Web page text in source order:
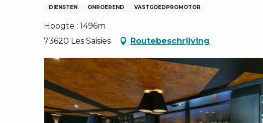
GROEPEN, ONDERNEMINGSRADEN
DIENSTEN ONROEREND VASTGOEDPROMOTOR
Hoogte : 1496m
73620 Les Saisies
Routebeschrijving